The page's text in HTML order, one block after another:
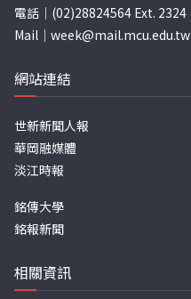
電話｜(02)28824564 Ext. 2324
Mail｜ week@mail.mcu.edu.tw
網站連結
世新新聞人報
華岡融媒體
淡江時報
銘傳大學
銘報新聞
相關資訊